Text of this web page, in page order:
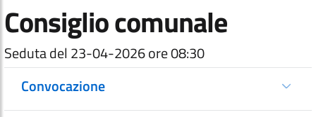
Consiglio comunale
Seduta del 23-04-2026 ore 08:30
Convocazione